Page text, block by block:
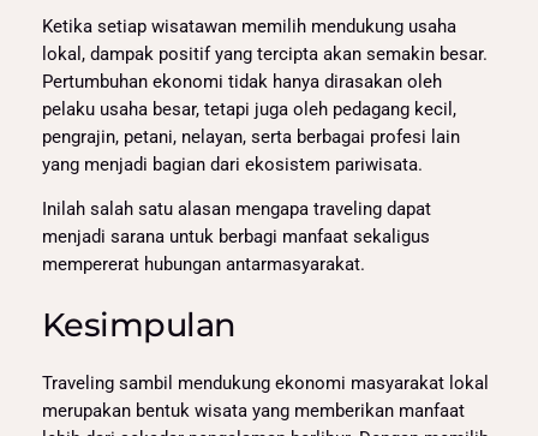
Ketika setiap wisatawan memilih mendukung usaha
lokal, dampak positif yang tercipta akan semakin besar.
Pertumbuhan ekonomi tidak hanya dirasakan oleh
pelaku usaha besar, tetapi juga oleh pedagang kecil,
pengrajin, petani, nelayan, serta berbagai profesi lain
yang menjadi bagian dari ekosistem pariwisata.
Inilah salah satu alasan mengapa traveling dapat
menjadi sarana untuk berbagi manfaat sekaligus
mempererat hubungan antarmasyarakat.
Kesimpulan
Traveling sambil mendukung ekonomi masyarakat lokal
merupakan bentuk wisata yang memberikan manfaat